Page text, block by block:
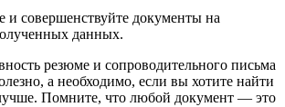
и совершенствуйте документы на
данных.
резюме и сопроводительного письма
а необходимо, если вы хотите найти
Помните, что любой документ — это